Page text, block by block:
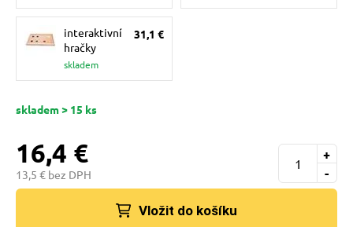
interaktivní
hračky
skladem
31,1 €
skladem > 15 ks
16,4 €
13,5 € bez DPH -
+
Vložit do košíku